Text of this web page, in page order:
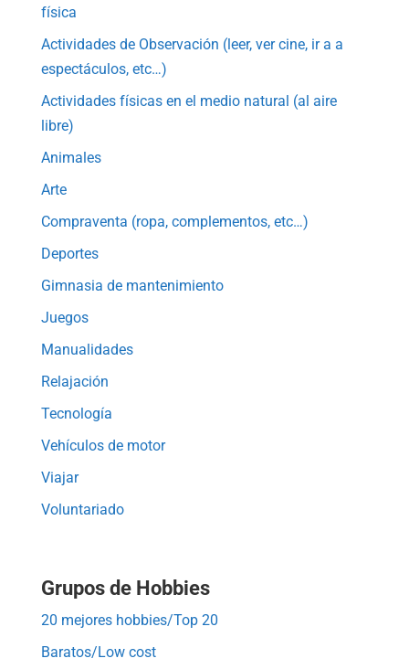
física
Actividades de Observación (leer, ver cine, ir a a
espectáculos, etc…)
Actividades físicas en el medio natural (al aire
libre)
Animales
Arte
Compraventa (ropa, complementos, etc…)
Deportes
Gimnasia de mantenimiento
Juegos
Manualidades
Relajación
Tecnología
Vehículos de motor
Viajar
Voluntariado
Grupos de Hobbies
20 mejores hobbies/Top 20
Baratos/Low cost